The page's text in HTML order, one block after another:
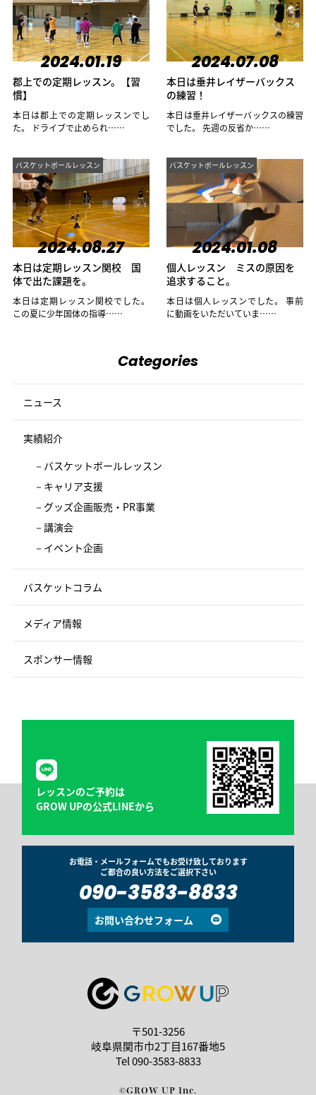
2024.01.19
郡上での定期レッスン。【習
慣】
本日は郡上での定期レッスンでし
た。 ドライブで止められ……
2024.07.08
本日は垂井レイザーバックス
の練習！
本日は垂井レイザーバックスの練習
でした。 先週の反省か……
バスケットボールレッスン
2024.08.27
本日は定期レッスン関校 国
体で出た課題を。
本日は定期レッスン関校でした。
この夏に少年国体の指導……
バスケットボールレッスン
2024.01.08
個人レッスン ミスの原因を
追求すること。
本日は個人レッスンでした。 事前
に動画をいただいていま……
Categories
ニュース
実績紹介
バスケットボールレッスン
キャリア支援
グッズ企画販売・PR事業
講演会
イベント企画
バスケットコラム
メディア情報
スポンサー情報
レッスンのご予約は
GROW UPの公式LINEから
お電話・メールフォームでもお受け致しております
ご都合の良い方法をご選択下さい
090-3583-8833
お問い合わせフォーム
〒501-3256
岐阜県関市巾2丁目167番地5
Tel090-3583-8833
©GROW UP Inc.